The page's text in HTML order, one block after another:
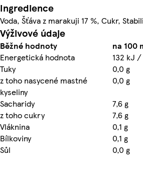
Ingredience
Voda, Šťáva z marakuji 17 %, Cukr,
Výživové údaje
Běžné hodnoty
na 100
Energetická hodnota
132 kJ /
Tuky
0,0 g
z toho nasycené mastné
kyseliny
0,0 g
Sacharidy
7,6 g
z toho cukry
7,6 g
Vláknina
0,1 g
Bílkoviny
0,1 g
Sůl
0,0 g